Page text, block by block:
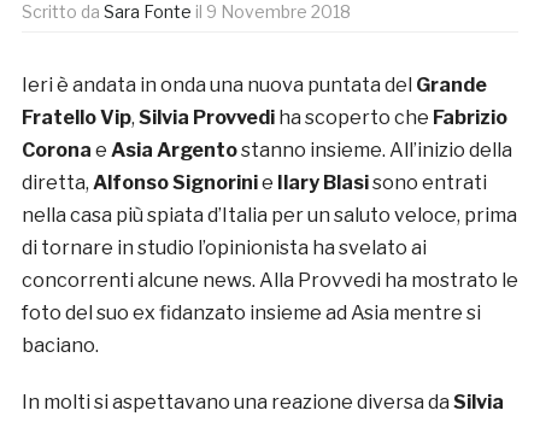
Scritto da Sara Fonte il 9 Novembre 2018
Ieri è andata in onda una nuova puntata del Grande
Fratello Vip, Silvia Provvedi ha scoperto che Fabrizio
Corona e Asia Argentostanno insieme. All’inizio della
diretta, Alfonso Signorinie Ilary Blasisono entrati
nella casa più spiata d’Italia per un saluto veloce, prima
di tornare in studio l’opinionista ha svelato ai
concorrenti alcune news. Alla Provvedi ha mostrato le
foto del suo ex fidanzato insieme ad Asia mentre si
baciano.
In molti si aspettavano una reazione diversa da Silvia